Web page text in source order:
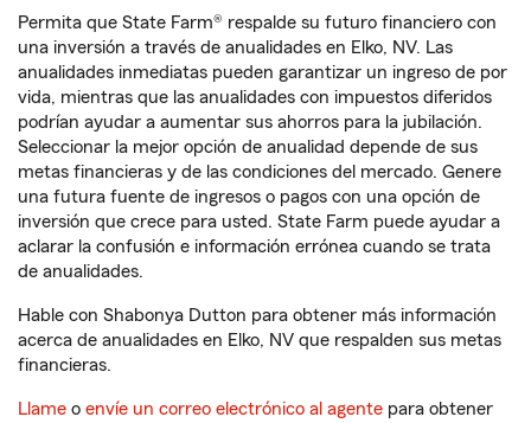
Permita que State Farm® respalde su futuro financiero con
una inversión a través de anualidades en Elko, NV. Las
anualidades inmediatas pueden garantizar un ingreso de por
vida, mientras que las anualidades con impuestos diferidos
podrían ayudar a aumentar sus ahorros para la jubilación.
Seleccionar la mejor opción de anualidad depende de sus
metas financieras y de las condiciones del mercado. Genere
una futura fuente de ingresos o pagos con una opción de
inversión que crece para usted. State Farm puede ayudar a
aclarar la confusión e información errónea cuando se trata
de anualidades.
Hable con Shabonya Dutton para obtener más información
acerca de anualidades en Elko, NV que respalden sus metas
financieras.
Llame o envíe un correo electrónico al agente para obtener